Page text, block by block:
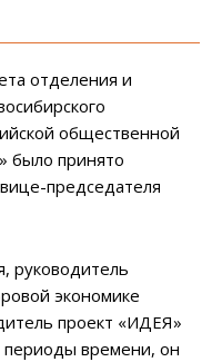
отделения и
общественной
было принято
председателя
руководитель
экономике
проект «ИДЕЯ»
времени, он